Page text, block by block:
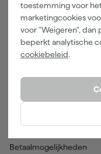
toestemming voor
marketingcookies
voor "Weigeren", dan
beperkt analytische
cookiebeleid.
Verfwebwinkel
Gereedschappen
Grondverf en primer
Spuitbussen
Hulp & contact
Klantenservice
Betaalmogelijkheden